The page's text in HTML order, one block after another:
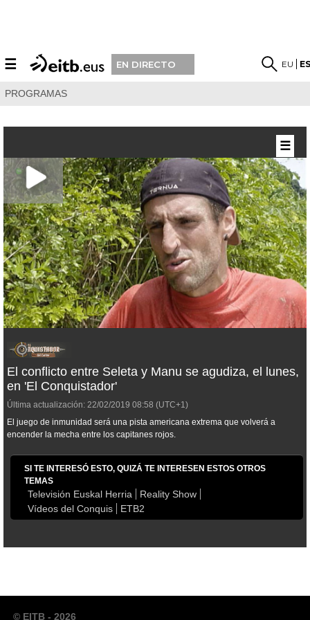
☰ EN DIRECTO EU
PROGRAMAS
El conflicto entre Seleta y Manu se agudiza, el lunes,
en 'El Conquistador'
Última actualización: 22/02/2019 08:58 (UTC+1)
El juego de inmunidad será una pista americana extrema que volverá a
encender la mecha entre los capitanes rojos.
SI TE INTERESÓ ESTO, QUIZÁ TE INTERESEN ESTOS OTROS
TEMAS
Televisión Euskal Herria
Reality Show
Vídeos del Conquis
ETB2
☰
© EITB - 2026